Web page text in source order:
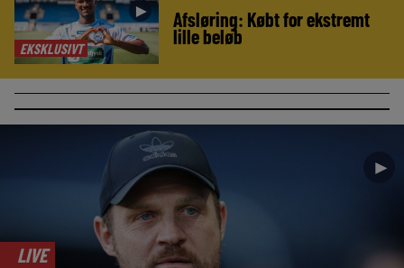
EKSKLUSIVT
► Afsløring: Købt for ekstremt
lille beløb
►
LIVE